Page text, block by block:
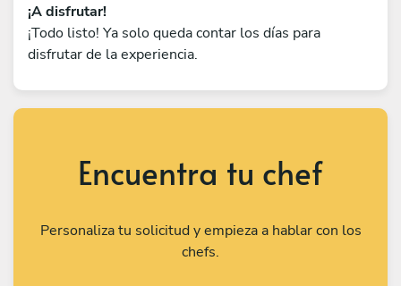
¡A disfrutar!
¡Todo listo! Ya solo queda contar los días para
disfrutar de la experiencia.
Encuentra tu chef
Personaliza tu solicitud y empieza a hablar con los
chefs.